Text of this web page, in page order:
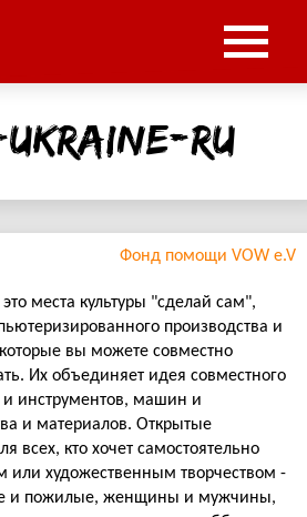
ru
Фонд помощи VOW e.V
места культуры "сделай сам",
производства и
вы можете совместно
Их объединяет идея совместного
инструментов, машин и
и материалов. Открытые
всех, кто хочет самостоятельно
или художественным творчеством -
и пожилые, женщины и мужчины,